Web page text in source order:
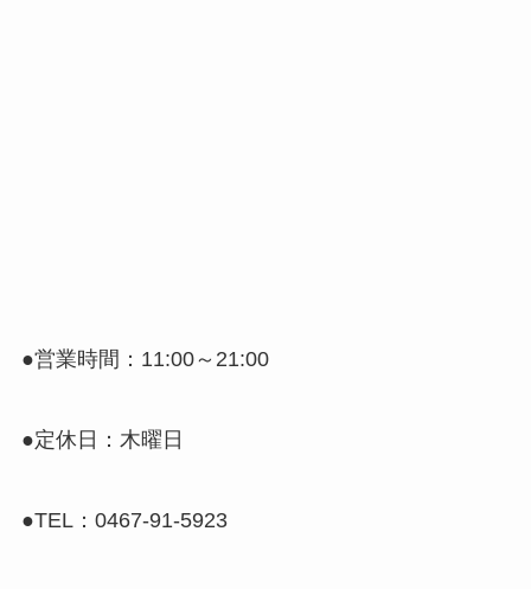
●営業時間：11:00～21:00
●定休日：木曜日
●TEL：0467-91-5923